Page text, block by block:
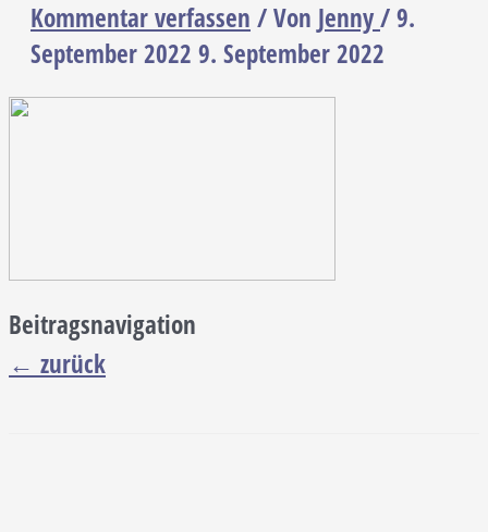
Kommentar verfassen / Von Jenny/9.
September 2022 9. September 2022
Beitragsnavigation
← zurück